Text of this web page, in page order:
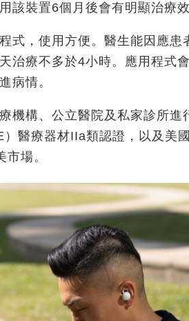
該裝置6個月後會有明顯治療效
式，使用方便。醫生能因應
治療不多於4小時。應用程式
病情。
機構、公立醫院及私家診所
醫療器材IIa類認證，以及美
場。